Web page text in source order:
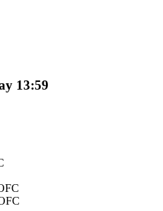
komisyonlarının tadını çıkarın
13:59